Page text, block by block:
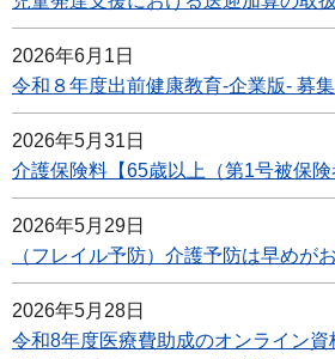
2026年6月1日
令和８年度出前健康教育-企業版- 募集
2026年5月31日
介護保険料【65歳以上（第1号被保険
2026年5月29日
（フレイル予防）介護予防は早めが
2026年5月28日
令和8年度医療費助成のオンライン